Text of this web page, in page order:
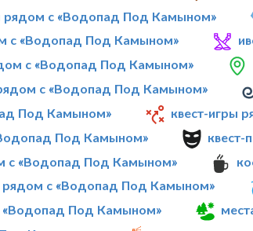
с «Водопад Под Камыном»
с «Водопад Под Камыном»
с «Водопад Под Камыном»
с «Водопад Под Камыном»
Под Камыном»
квест-игры
Под Камыном»
с «Водопад Под Камыном»
рядом с «Водопад Под Камыном»
«Водопад Под Камыном»